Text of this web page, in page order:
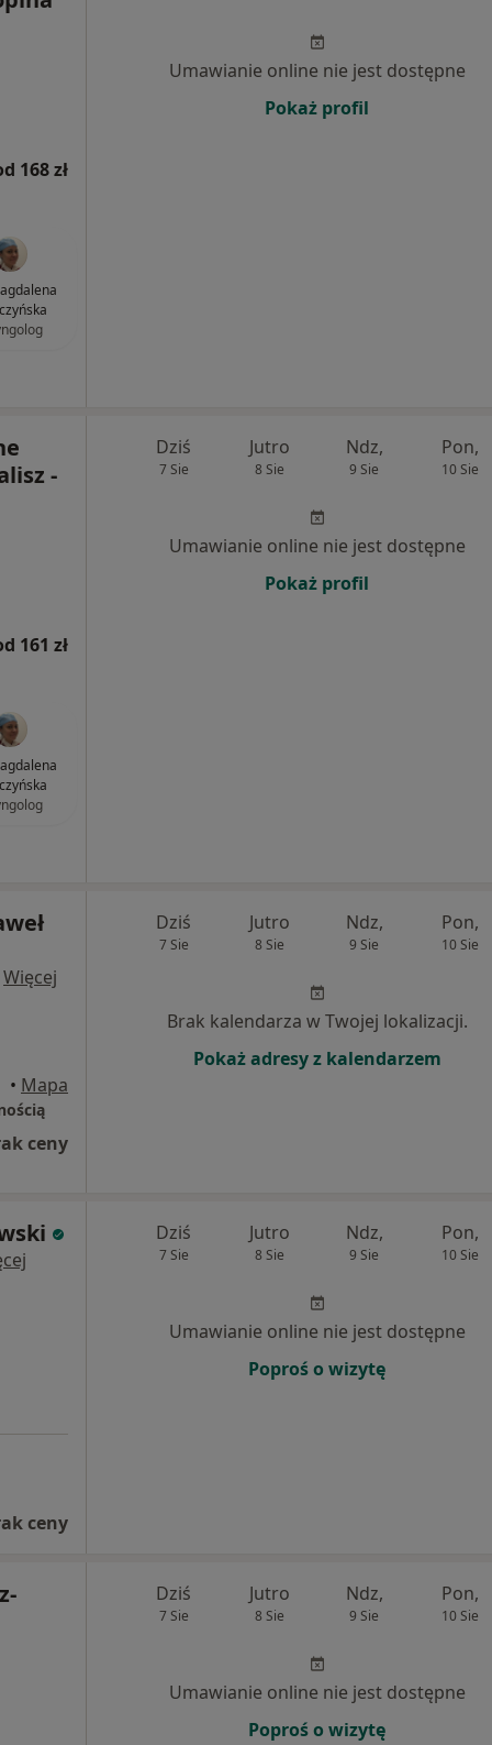
168 zł
Umawianie online nie jest dostępne
Pokaż profil
-
161 zł
Dziś
7 Sie
Jutro
8 Sie
Ndz,
9 Sie
Pon,
10 Sie
Umawianie online nie jest dostępne
Pokaż profil
Więcej
• Mapa
ceny
Dziś
7 Sie
Jutro
8 Sie
Ndz,
9 Sie
Pon,
10 Sie
Brak kalendarza w Twojej lokalizacji.
Pokaż adresy z kalendarzem
ceny
Dziś
7 Sie
Jutro
8 Sie
Ndz,
9 Sie
Pon,
10 Sie
Umawianie online nie jest dostępne
Poproś o wizytę
Dziś
7 Sie
Jutro
8 Sie
Ndz,
9 Sie
Pon,
10 Sie
Umawianie online nie jest dostępne
Poproś o wizytę